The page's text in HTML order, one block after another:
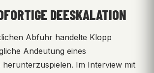
DEESKALATION
Abfuhr handelte Klopp
Andeutung eines
herunterzuspielen. Im Interview mit